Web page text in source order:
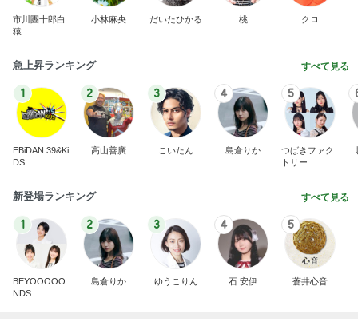
市川團十郎白
猿
小林麻央 だいたひかる 桃 クロ
急上昇ランキング すべて見る
1
EBiDAN 39&Ki
DS
2
高山善廣
3
こいたん
4
島倉りか
5
つばきファク
トリー
新登場ランキング すべて見る
1
BEYOOOOO
NDS
2
島倉りか
3
ゆうこりん
4
石 安伊
5
蒼井心音